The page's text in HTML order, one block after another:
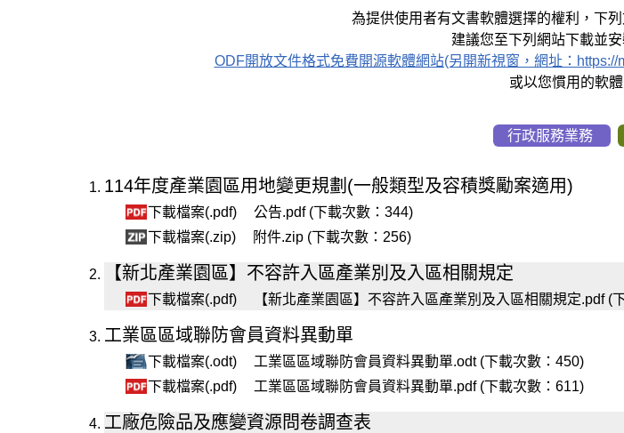
為提供使用者有文書軟體選擇的權利，下
建議您至下列網站下載並
ODF開放文件格式免費開源軟體網站(另開新視窗，網址：
或以您慣用的軟
行政服務業務
114年度產業園區用地變更規劃(一般類型及容積獎勵案適用)
下載檔案(.pdf)
公告.pdf (下載次數：344)
下載檔案(.zip)
附件.zip (下載次數：256)
【新北產業園區】不容許入區產業別及入區相關規定
下載檔案(.pdf) 【新北產業園區】不容許入區產業別及入區相關規定.pdf (
工業區區域聯防會員資料異動單
下載檔案(.odt)
工業區區域聯防會員資料異動單.odt (下載次數：450)
下載檔案(.pdf)
工業區區域聯防會員資料異動單.pdf (下載次數：611)
工廠危險品及應變資源問卷調查表